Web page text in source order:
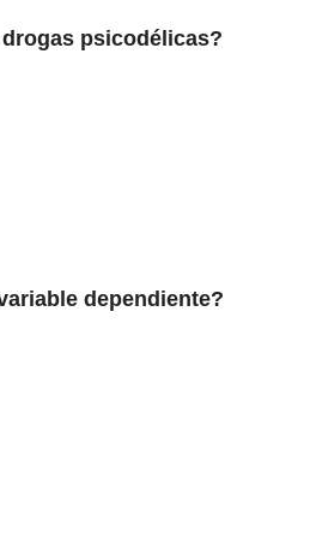
psicodélicas?
dependiente?